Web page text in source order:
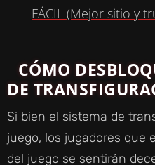
FÁCIL (Mejor sitio y
CÓMO
DE
Si bien el sistema de
juego, los jugadores que
del juego se sentirán